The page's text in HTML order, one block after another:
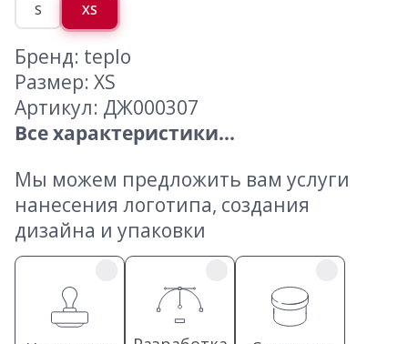
S XS
Бренд: teplo
Размер: XS
Артикул: ДЖ000307
Все характеристики...
Мы можем предложить вам услуги
нанесения логотипа, создания
дизайна и упаковки